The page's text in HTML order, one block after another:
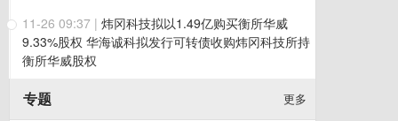
11-26 09:37 | 炜冈科技拟以1.49亿购买衡所华威
9.33%股权 华海诚科拟发行可转债收购炜冈科技所持
衡所华威股权
专题 更多